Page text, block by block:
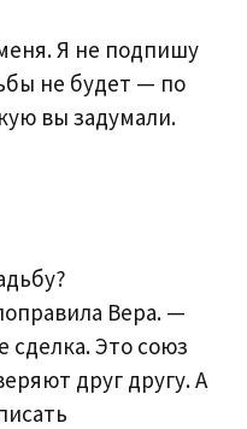
Я не подпишу
не будет — по
вы задумали.
Вера. —
сделка. Это союз
друг другу. А